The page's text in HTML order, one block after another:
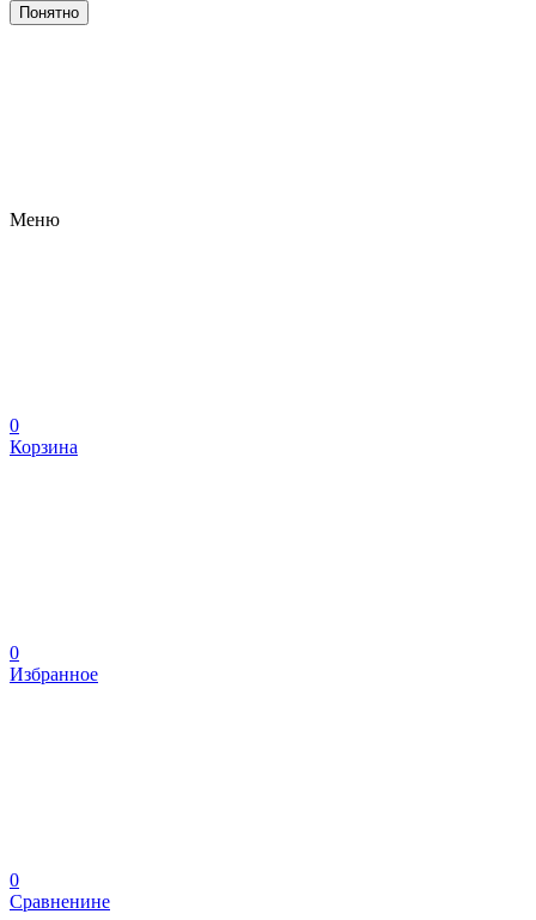
Понятно
Меню
0
Корзина
0
Избранное
0
Сравненине